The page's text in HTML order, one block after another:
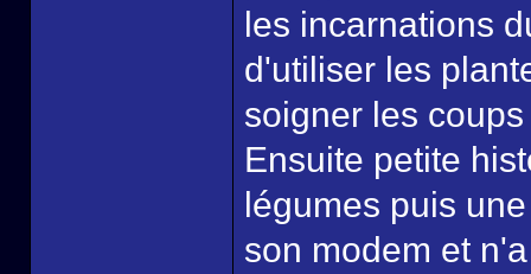
les incarnations
d'utiliser les
soigner les
Ensuite petite
légumes puis
son modem et